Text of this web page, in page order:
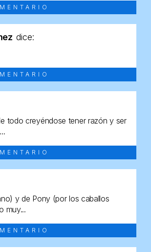
dice:
todo creyéndose tener razón y ser
y de Pony (por los caballos
muy...